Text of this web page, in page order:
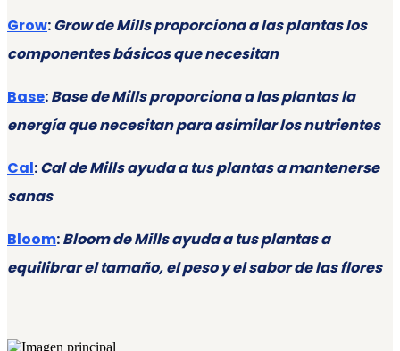
Grow:Grow de Mills proporciona a las plantas los
componentes básicos que necesitan
Base:Base de Mills proporciona a las plantas la
energía que necesitan para asimilar los nutrientes
Cal:Cal de Mills ayuda a tus plantas a mantenerse
sanas
Bloom:Bloom de Mills ayuda a tus plantas a
equilibrar el tamaño, el peso y el sabor de las flores